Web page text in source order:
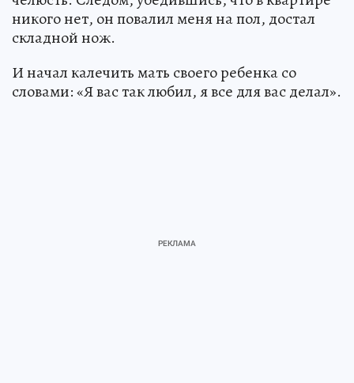
никого нет, он повалил меня на пол, достал
складной нож.
И начал калечить мать своего ребенка со
словами: «Я вас так любил, я все для вас делал».